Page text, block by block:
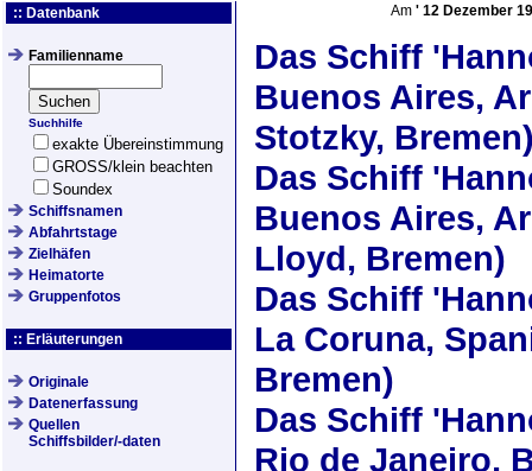
:: Datenbank
Familienname
Suchhilfe
exakte Übereinstimmung
GROSS/klein beachten
Soundex
Schiffsnamen
Abfahrtstage
Zielhäfen
Heimatorte
Gruppenfotos
:: Erläuterungen
Originale
Datenerfassung
Quellen
Schiffsbilder/-daten
Am ' 12 Dezember
Das Schiff
Buenos Aires,
Stotzky,
Das Schiff
Buenos Aires,
Lloyd, Bremen)
Das Schiff
La Coruna,
Bremen)
Das Schiff
Rio de Janeiro,